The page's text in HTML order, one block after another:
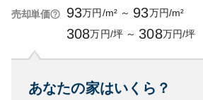
売却単価 93万円/m² ～ 93万円/m²
308万円/坪 ～ 308万円/坪
あなたの家はいくら？